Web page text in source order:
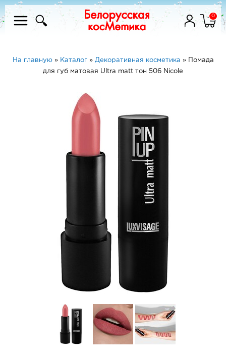
0
На главную» Каталог» Декоративная косметика »
Помада
для губ матовая Ultra matt тон 506 Nicole